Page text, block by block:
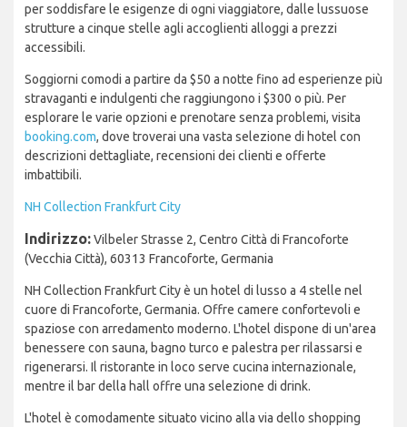
per soddisfare le esigenze di ogni viaggiatore, dalle lussuose
strutture a cinque stelle agli accoglienti alloggi a prezzi
accessibili.
Soggiorni comodi a partire da $50 a notte fino ad esperienze più
stravaganti e indulgenti che raggiungono i $300 o più. Per
esplorare le varie opzioni e prenotare senza problemi, visita
booking.com, dove troverai una vasta selezione di hotel con
descrizioni dettagliate, recensioni dei clienti e offerte
imbattibili.
NH Collection Frankfurt City
Indirizzo:Vilbeler Strasse 2, Centro Città di Francoforte
(Vecchia Città), 60313 Francoforte, Germania
NH Collection Frankfurt City è un hotel di lusso a 4 stelle nel
cuore di Francoforte, Germania. Offre camere confortevoli e
spaziose con arredamento moderno. L'hotel dispone di un'area
benessere con sauna, bagno turco e palestra per rilassarsi e
rigenerarsi. Il ristorante in loco serve cucina internazionale,
mentre il bar della hall offre una selezione di drink.
L'hotel è comodamente situato vicino alla via dello shopping